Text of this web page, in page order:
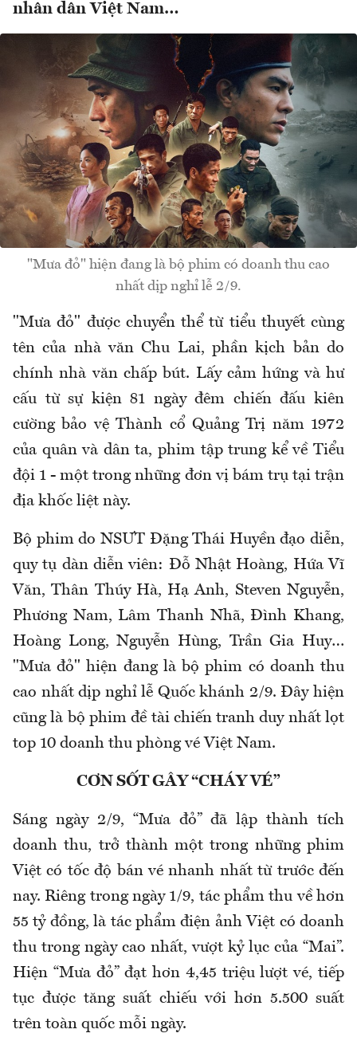
nhân dân Việt Nam…
"Mưa đỏ" hiện đang là bộ phim có doanh thu cao
nhất dịp nghỉ lễ 2/9.
"Mưa đỏ" được chuyển thể từ tiểu thuyết cùng
tên của nhà văn Chu Lai, phần kịch bản do
chính nhà văn chấp bút. Lấy cảm hứng và hư
cấu từ sự kiện 81 ngày đêm chiến đấu kiên
cường bảo vệ Thành cổ Quảng Trị năm 1972
của quân và dân ta, phim tập trung kể về Tiểu
đội 1 - một trong những đơn vị bám trụ tại trận
địa khốc liệt này.
Bộ phim do NSƯT Đặng Thái Huyền đạo diễn,
quy tụ dàn diễn viên: Đỗ Nhật Hoàng, Hứa Vĩ
Văn, Thân Thúy Hà, Hạ Anh, Steven Nguyễn,
Phương Nam, Lâm Thanh Nhã, Đình Khang,
Hoàng Long, Nguyễn Hùng, Trần Gia Huy…
"Mưa đỏ" hiện đang là bộ phim có doanh thu
cao nhất dịp nghỉ lễ Quốc khánh 2/9. Đây hiện
cũng là bộ phim đề tài chiến tranh duy nhất lọt
top 10 doanh thu phòng vé Việt Nam.
CƠN SỐT GÂY “CHÁY VÉ”
Sáng ngày 2/9, “Mưa đỏ” đã lập thành tích
doanh thu, trở thành một trong những phim
Việt có tốc độ bán vé nhanh nhất từ trước đến
nay. Riêng trong ngày 1/9, tác phẩm thu về hơn
55 tỷ đồng, là tác phẩm điện ảnh Việt có doanh
thu trong ngày cao nhất, vượt kỷ lục của “Mai”.
Hiện “Mưa đỏ” đạt hơn 4,45 triệu lượt vé, tiếp
tục được tăng suất chiếu với hơn 5.500 suất
trên toàn quốc mỗi ngày.